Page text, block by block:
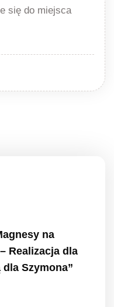
się do miejsca
na
Realizacja dla
dla Szymona”